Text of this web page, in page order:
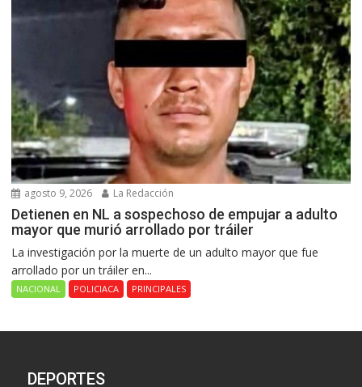
agosto 9, 2026 La Redacción
Detienen en NL a sospechoso de empujar a adulto
mayor que murió arrollado por tráiler
La investigación por la muerte de un adulto mayor que fue
arrollado por un tráiler en...
NACIONAL POLICIACA PRINCIPALES
DEPORTES